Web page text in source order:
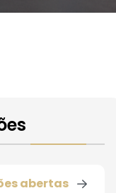
abertas